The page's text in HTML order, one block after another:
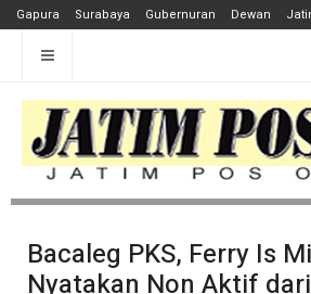
Gapura Surabaya Gubernuran Dewan
Bacaleg PKS, Ferry Is
Nyatakan Non Aktif